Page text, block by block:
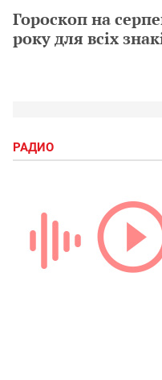
Гороскоп на
року для всіх
РАДИО